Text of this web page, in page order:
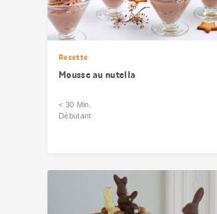
Recette
Mousse au nutella
< 30 Min.
Débutant